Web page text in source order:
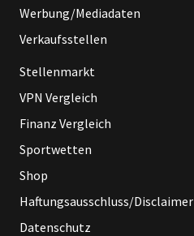
Werbung/Mediadaten
Verkaufsstellen
Stellenmarkt
VPN Vergleich
Finanz Vergleich
Sportwetten
Shop
Haftungsausschluss/Disclaimer
Datenschutz